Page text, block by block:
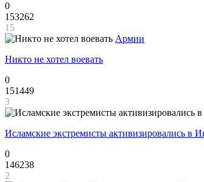
0
153262
15
Армии
Никто не хотел воевать
0
151449
3
Исламские экстремисты активизировались в
0
146238
2